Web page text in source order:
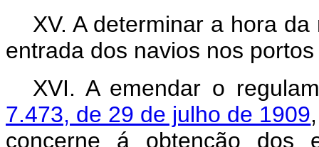
XV. A determinar a hora
entrada dos navios nos
XVI. A emendar o
7.473, de 29 de julho de 1909
concerne á obtenção dos